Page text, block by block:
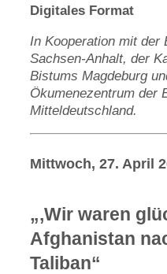
Digitales Format
In Kooperation mit der
Sachsen-Anhalt, der
Bistums Magdeburg
Ökumenezentrum der
Mitteldeutschland.
Mittwoch, 27. April
„‚Wir waren
Afghanistan
Taliban“